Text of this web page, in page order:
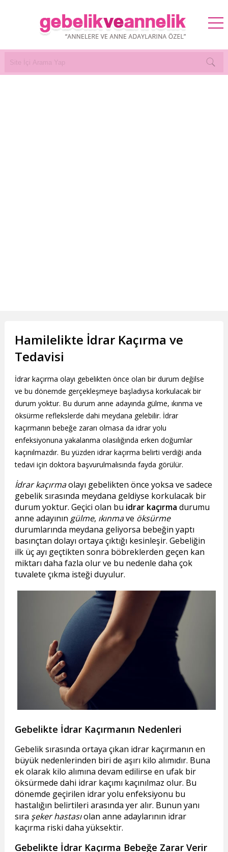
Hamilelikte İdrar Kaçırma ve
Tedavisi
İdrar kaçırma olayı gebelikten önce olan bir durum değilse
ve bu dönemde gerçekleşmeye başladıysa korkulacak bir
durum yoktur. Bu durum anne adayında gülme, ıkınma ve
öksürme reflekslerde dahi meydana gelebilir. İdrar
kaçırmanın bebeğe zararı olmasa da idrar yolu
enfeksiyonuna yakalanma olasılığında erken doğumlar
kaçınılmazdır. Bu yüzden idrar kaçırma belirti verdiği anda
tedavi için doktora başvurulmalısında fayda görülür.
İdrar kaçırmaolayı gebelikten önce yoksa ve sadece
gebelik sırasında meydana geldiyse korkulacak bir
durum yoktur. Geçici olan bu idrar kaçırma durumu
anne adayının gülme, ıkınmave öksürme
durumlarında meydana geliyorsa bebeğin yaptı
basınçtan dolayı ortaya çıktığı kesinleşir. Gebeliğin
ilk üç ayı geçtikten sonra böbreklerden geçen kan
miktarı daha fazla olur ve bu nedenle daha çok
tuvalete çıkma isteği duyulur.
Gebelikte İdrar Kaçırmanın Nedenleri
Gebelik sırasında ortaya çıkan idrar kaçırmanın en
büyük nedenlerinden biri de aşırı kilo alımıdır. Buna
ek olarak kilo alımına devam edilirse en ufak bir
öksürmede dahi idrar kaçımı kaçınılmaz olur. Bu
dönemde geçirilen idrar yolu enfeksiyonu bu
hastalığın belirtileri arasında yer alır. Bunun yanı
sıra şeker hastasıolan anne adaylarının idrar
kaçırma riski daha yüksektir.
Gebelikte İdrar Kaçırma Bebeğe Zarar Verir